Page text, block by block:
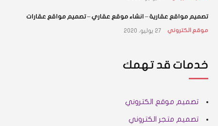
تصميم مواقع عقارية – انشاء موقع عقاري – تصميم مواقع عقارات
موقع الكتروني 27 يوليو، 2020
خدمات قد تهمك
تصميم موقع الكتروني
تصميم متجر الكتروني